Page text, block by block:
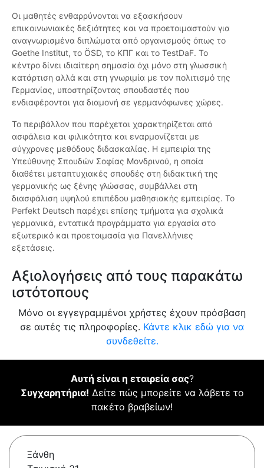
Οι μαθητές ενθαρρύνονται να εξασκήσουν
επικοινωνιακές δεξιότητες και να προετοιμαστούν για
αναγνωρισμένα διπλώματα από οργανισμούς όπως το
Goethe Institut, το ÖSD, το ΚΠΓ και το TestDaF. Το
κέντρο δίνει ιδιαίτερη σημασία όχι μόνο στη γλωσσική
κατάρτιση αλλά και στη γνωριμία με τον πολιτισμό της
Γερμανίας, υποστηρίζοντας σπουδαστές που
ενδιαφέρονται για διαμονή σε γερμανόφωνες χώρες.
Το περιβάλλον που παρέχεται χαρακτηρίζεται από
ασφάλεια και φιλικότητα και εναρμονίζεται με
σύγχρονες μεθόδους διδασκαλίας. Η εμπειρία της
Υπεύθυνης Σπουδών Σοφίας Μονδρινού, η οποία
διαθέτει μεταπτυχιακές σπουδές στη διδακτική της
γερμανικής ως ξένης γλώσσας, συμβάλλει στη
διασφάλιση υψηλού επιπέδου μαθησιακής εμπειρίας. Το
Perfekt Deutsch παρέχει επίσης τμήματα για σχολικά
γερμανικά, εντατικά προγράμματα για εργασία στο
εξωτερικό και προετοιμασία για Πανελλήνιες
εξετάσεις.
Αξιολογήσεις από τους παρακάτω
ιστότοπους
Μόνο οι εγγεγραμμένοι χρήστες έχουν πρόσβαση
σε αυτές τις πληροφορίες. Κάντε κλικ εδώ για να
συνδεθείτε.
Αυτή είναι η εταιρεία σας?
Συγχαρητήρια! Δείτε πώς μπορείτε να λάβετε το
πακέτο βραβείων!
Ξάνθη